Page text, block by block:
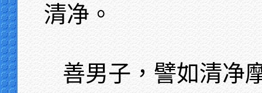
清净。
善男子，譬如清净